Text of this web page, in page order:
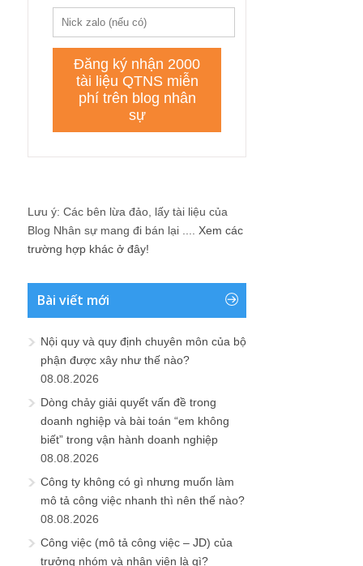
Lưu ý: Các bên lừa đảo, lấy tài liệu của
Blog Nhân sự mang đi bán lại .... Xem các
trường hợp khác ở đây!
Bài viết mới
Nội quy và quy định chuyên môn của bộ
phận được xây như thế nào?
08.08.2026
Dòng chảy giải quyết vấn đề trong
doanh nghiệp và bài toán “em không
biết” trong vận hành doanh nghiệp
08.08.2026
Công ty không có gì nhưng muốn làm
mô tả công việc nhanh thì nên thế nào?
08.08.2026
Công việc (mô tả công việc – JD) của
trưởng nhóm và nhân viên là gì?